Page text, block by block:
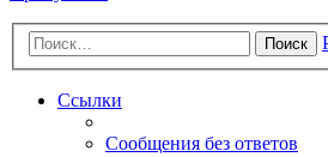
Поиск
Ссылки
Сообщения без ответов